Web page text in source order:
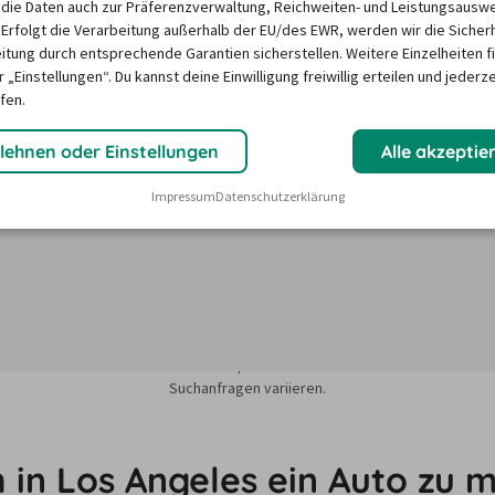
€
12/26
97,62 €
1/27
91,44 €
2/27
73,84 €
3/27
75,50 €
Suchanfragen variieren.
Los Angeles ein Auto zu
Daten auch zur Präferenzverwaltung, Reichweiten- und
die Verarbeitung außerhalb der EU/des EWR, werden wir die
durch entsprechende Garantien sicherstellen. Weitere Einzelheiten
„Einstellungen“. Du kannst deine Einwilligung freiwillig erteilen und
oder Einstellungen Alle
ImpressumDatenschutzerklärung